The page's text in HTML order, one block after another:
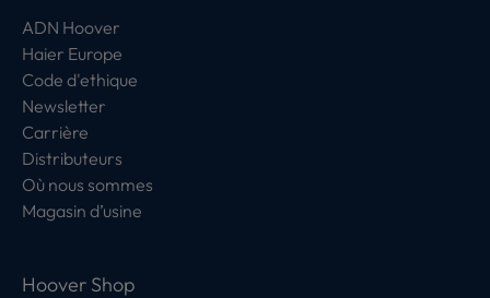
ADN Hoover
Haier Europe
Code d'ethique
Newsletter
Carrière
Distributeurs
Où nous sommes
Magasin d’usine
Hoover Shop